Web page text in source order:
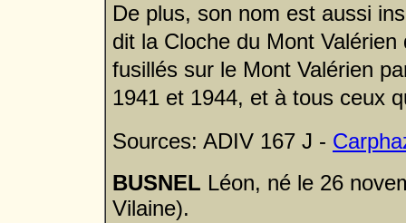
De plus, son nom est aussi
dit la Cloche du Mont
fusillés sur le Mont Valérien
1941 et 1944, et à tous ceux
Sources: ADIV 167 J -
BUSNEL Léon, né le 26
Vilaine).